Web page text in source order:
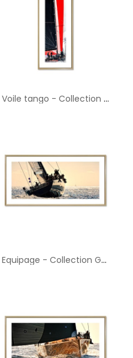
Voile tango - Collection GF Cohen
Equipage - Collection GF Cohen